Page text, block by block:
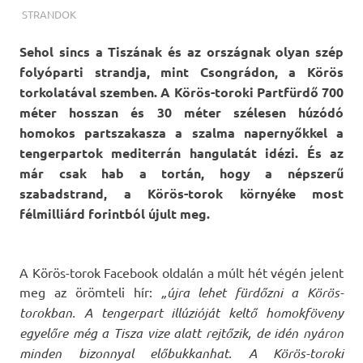
TERMALFURDOK.COM
STRANDOK
Sehol sincs a Tiszának és az országnak olyan szép
folyóparti strandja, mint Csongrádon, a Körös
torkolatával szemben. A Körös-toroki Partfürdő 700
méter hosszan és 30 méter szélesen húzódó
homokos partszakasza a szalma napernyőkkel a
tengerpartok mediterrán hangulatát idézi. És az
már csak hab a tortán, hogy a népszerű
szabadstrand, a Körös-torok környéke most
félmilliárd forintból újult meg.
A Körös-torok Facebook oldalán a múlt hét végén jelent
meg az örömteli hír: „újra lehet fürdőzni a Körös-
torokban. A tengerpart illúzióját keltő homokföveny
egyelőre még a Tisza vize alatt rejtőzik, de idén nyáron
minden bizonnyal előbukkanhat. A Körös-toroki